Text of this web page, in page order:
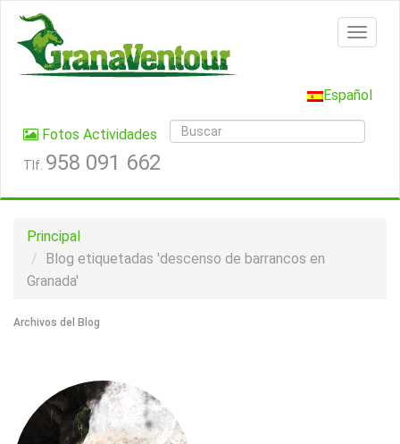
Español
Fotos Actividades
Tlf. 958 091 662
Principal
Blog etiquetadas 'descenso de barrancos en
Granada'
Archivos del Blog